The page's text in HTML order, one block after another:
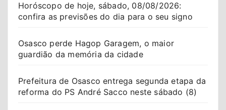
Horóscopo de hoje, sábado, 08/08/2026:
confira as previsões do dia para o seu signo
Osasco perde Hagop Garagem, o maior
guardião da memória da cidade
Prefeitura de Osasco entrega segunda etapa da
reforma do PS André Sacco neste sábado (8)